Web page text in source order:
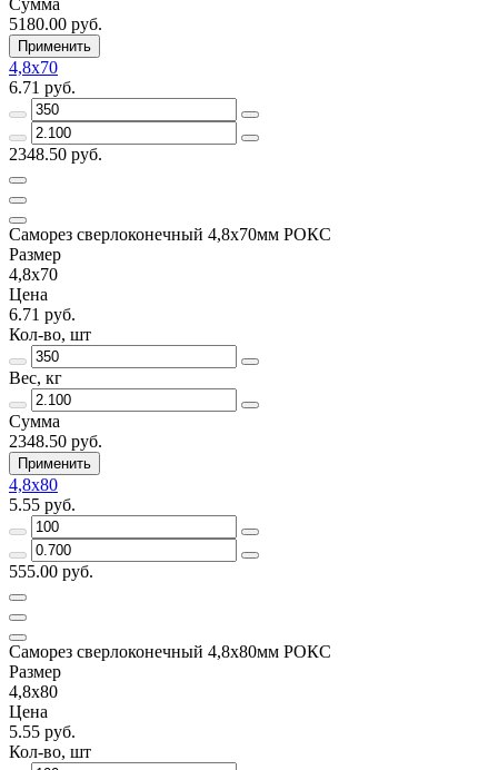
5180.00 руб.
Применить
4,8х70
6.71 руб.
2348.50 руб.
Саморез сверлоконечный 4,8х70мм РОКС
Размер
4,8х70
Цена
6.71 руб.
Кол-во, шт
Вес, кг
Сумма
2348.50 руб.
Применить
4,8х80
5.55 руб.
555.00 руб.
Саморез сверлоконечный 4,8х80мм РОКС
Размер
4,8х80
Цена
5.55 руб.
Кол-во, шт